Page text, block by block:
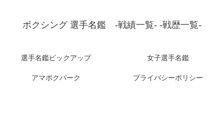
ボクシング 選手名鑑 -戦績一覧- -戦歴一覧-
選手名鑑ピックアップ 女子選手名鑑
アマボクパーク プライバシーポリシー